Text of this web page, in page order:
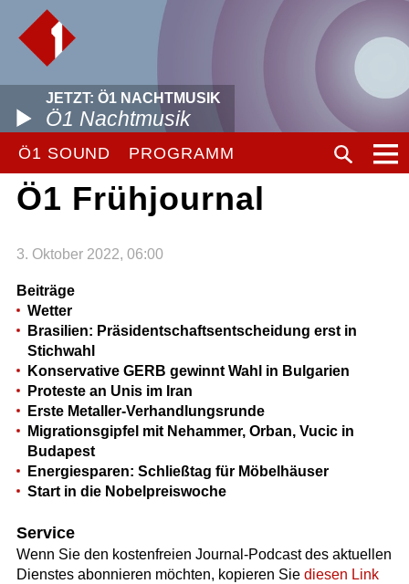
JETZT: Ö1 NACHTMUSIK
Ö1 Nachtmusik
Ö1 SOUND PROGRAMM
Ö1 Frühjournal
3. Oktober 2022, 06:00
Beiträge
Wetter
Brasilien: Präsidentschaftsentscheidung erst in
Stichwahl
Konservative GERB gewinnt Wahl in Bulgarien
Proteste an Unis im Iran
Erste Metaller-Verhandlungsrunde
Migrationsgipfel mit Nehammer, Orban, Vucic in
Budapest
Energiesparen: Schließtag für Möbelhäuser
Start in die Nobelpreiswoche
Service
Wenn Sie den kostenfreien Journal-Podcast des aktuellen
Dienstes abonnieren möchten, kopieren Sie diesen Link